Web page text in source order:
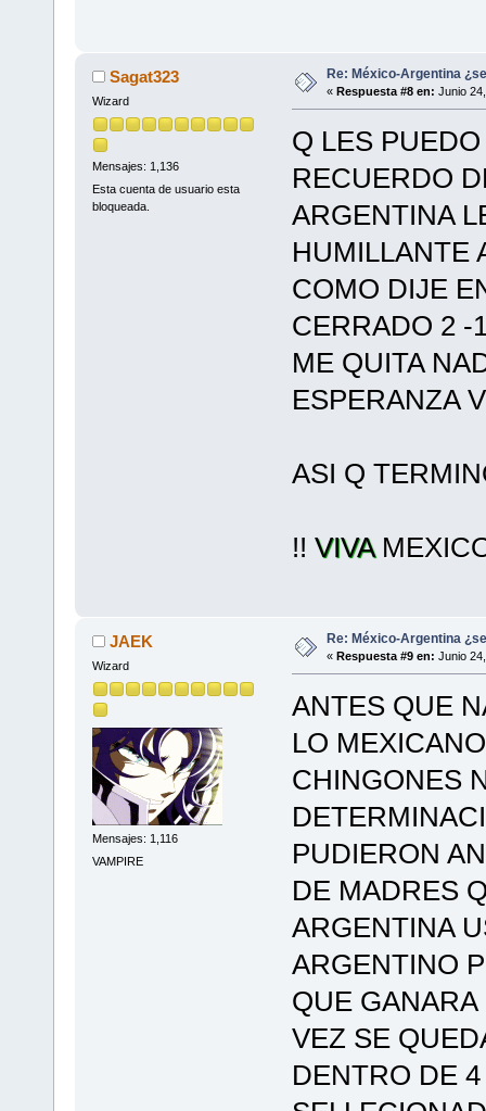
Sagat323
Wizard
Mensajes: 1,136
Esta cuenta de usuario esta
bloqueada.
Re: México-Argentina
« Respuesta #8 en: Junio
Q LES
RECUERDO
ARGENTINA
HUMILLANTE
COMO DIJE
CERRADO 2 -
ME QUITA
ESPERANZA
ASI Q
!! VIVA
JAEK
Wizard
Mensajes: 1,116
VAMPIRE
Re: México-Argentina
« Respuesta #9 en: Junio
ANTES QUE
LO
CHINGONES
PUDIERON
DE MADRES
ARGENTINA
ARGENTINO
QUE
VEZ SE
DENTRO DE